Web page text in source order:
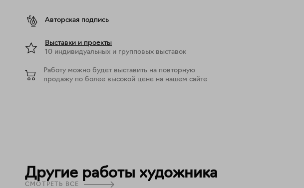
Авторская подпись
Выставки и проекты
10 индивидуальных и групповых выставок
Работу можно будет выставить на повторную
продажу по более высокой цене на нашем сайте
Другие работы художника
СМОТРЕТЬ ВСЕ